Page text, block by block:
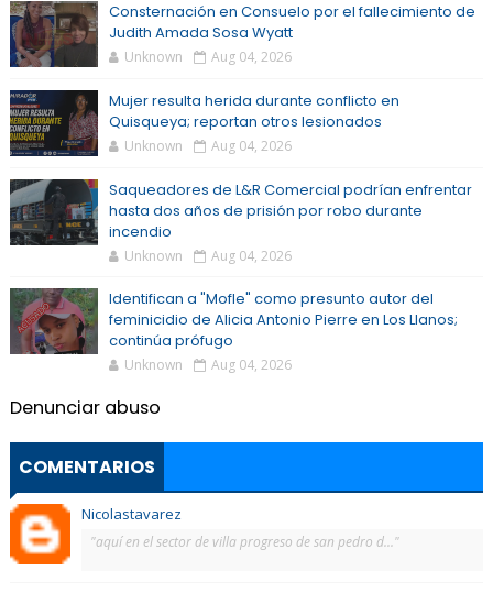
Consternación en Consuelo por el fallecimiento de
Judith Amada Sosa Wyatt
Unknown Aug 04, 2026
Mujer resulta herida durante conflicto en
Quisqueya; reportan otros lesionados
Unknown Aug 04, 2026
Saqueadores de L&R Comercial podrían enfrentar
hasta dos años de prisión por robo durante
incendio
Unknown Aug 04, 2026
Identifican a "Mofle" como presunto autor del
feminicidio de Alicia Antonio Pierre en Los Llanos;
continúa prófugo
Unknown Aug 04, 2026
Denunciar abuso
COMENTARIOS
Nicolastavarez
"aquí en el sector de villa progreso de san pedro d..."